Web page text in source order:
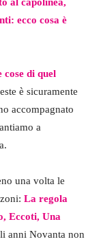
ecco cosa è
di quel
è sicuramente
accompagnato
a
una volta le
La regola
Eccoti, Una
anni Novanta non